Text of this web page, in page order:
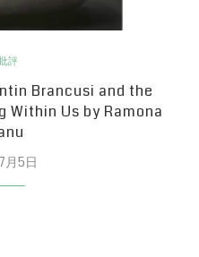
評
Brancusi and the
Within Us by Ramona
月5日